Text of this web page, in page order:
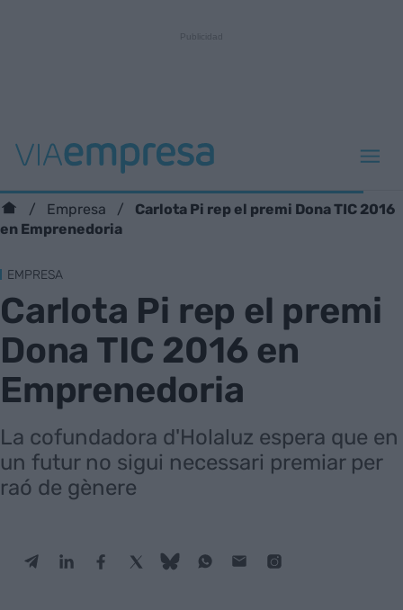
Empresa
Carlota Pi rep el premi Dona TIC 2016
en Emprenedoria
EMPRESA
Carlota Pi rep el premi
Dona TIC 2016 en
Emprenedoria
La cofundadora d'Holaluz espera que en
un futur no sigui necessari premiar per
raó de gènere